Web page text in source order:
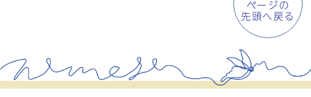
ページの
先頭へ戻る